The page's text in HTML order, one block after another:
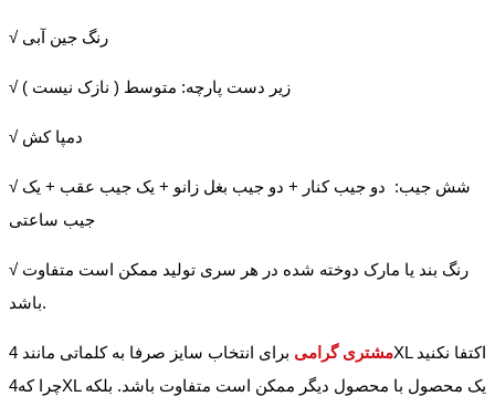
√ رنگ جین آبی
√ زیر دست پارچه: متوسط ( نازک نیست )
√ دمپا کش
√ شش جیب: دو جیب کنار + دو جیب بغل زانو + یک جیب عقب + یک
جیب ساعتی
√ رنگ بند یا مارک دوخته شده در هر سری تولید ممکن است متفاوت
باشد.
مشتری گرامی
برای انتخاب سایز صرفا به کلماتی مانند 4XL اکتفا نکنید
چرا که4XL یک محصول با محصول دیگر ممکن است متفاوت باشد. بلکه